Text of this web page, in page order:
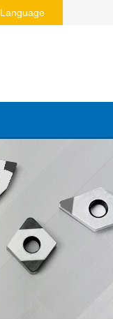
Language